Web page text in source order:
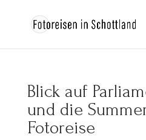
Blick auf
und die
Fotoreise